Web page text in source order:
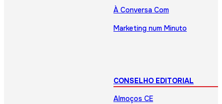
À Conversa Com
Marketing num Minuto
CONSELHO EDITORIAL
Almoços CE